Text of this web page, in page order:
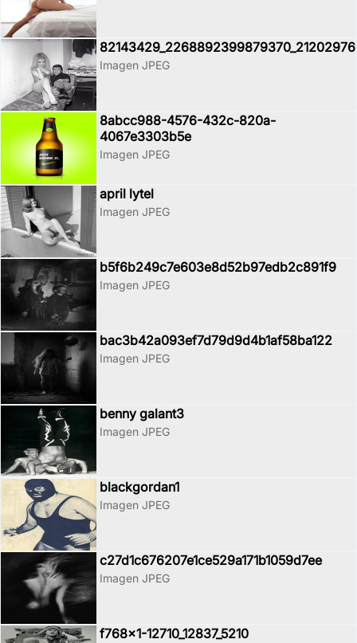
Imagen JPEG
8abcc988-4576-432c-820a-
4067e3303b5e
Imagen JPEG
april lytel
Imagen JPEG
b5f6b249c7e603e8d52b97edb2c891f9
Imagen JPEG
bac3b42a093ef7d79d9d4b1af58ba122
Imagen JPEG
benny galant3
Imagen JPEG
blackgordan1
Imagen JPEG
c27d1c676207e1ce529a171b1059d7ee
Imagen JPEG
f768x1-12710_12837_5210